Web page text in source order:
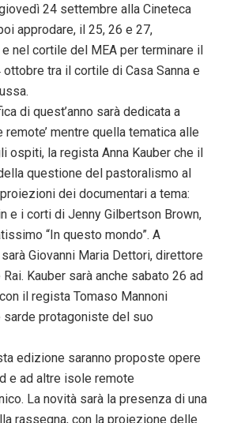
24 settembre alla Cineteca
approdare, il 25, 26 e 27,
e nel cortile del MEA per terminare il
tra il cortile di Casa Sanna e
di quest’anno sarà dedicata a
remote’ mentre quella tematica alle
ospiti, la regista Anna Kauber che il
questione del pastoralismo al
dei documentari a tema:
e i corti di Jenny Gilbertson Brown,
“In questo mondo”. A
Giovanni Maria Dettori, direttore
Kauber sarà anche sabato 26 ad
il regista Tomaso Mannoni
protagoniste del suo
edizione saranno proposte opere
e ad altre isole remote
La novità sarà la presenza di una
rassegna, con la proiezione delle